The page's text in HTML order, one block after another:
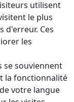
utilisent
le plus
d'erreur. Ces
les
se souviennent
la fonctionnalité
votre langue